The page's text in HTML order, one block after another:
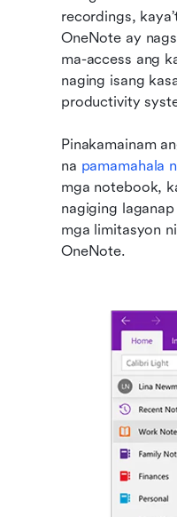
recordings,
OneNote ay
ma-access ang
naging isang
productivity
Pinakamainam
na pamamahala
mga notebook,
nagiging
mga limitasyon
OneNote.